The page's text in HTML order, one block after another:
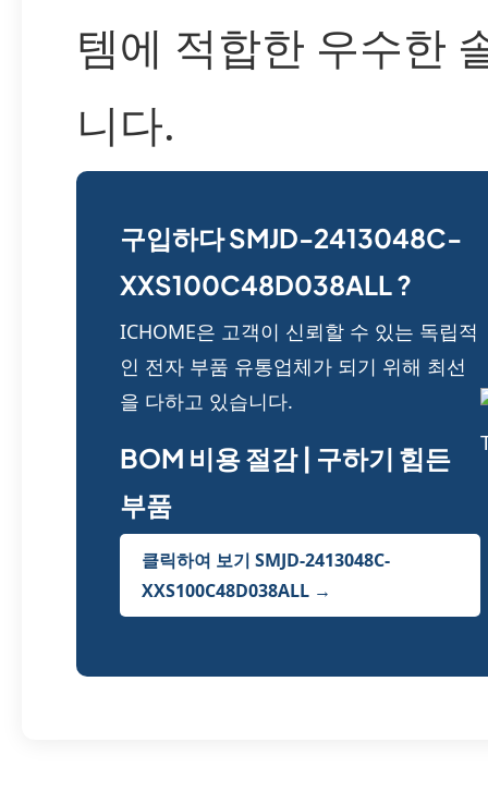
템에 적합한 우수한
니다.
구입하다 SMJD-2413048C-
XXS100C48D038ALL ?
ICHOME은 고객이 신뢰할 수 있는 독립적
인 전자 부품 유통업체가 되기 위해 최선
을 다하고 있습니다.
BOM 비용 절감 | 구하기 힘든
부품
클릭하여 보기 SMJD-2413048C-
XXS100C48D038ALL →